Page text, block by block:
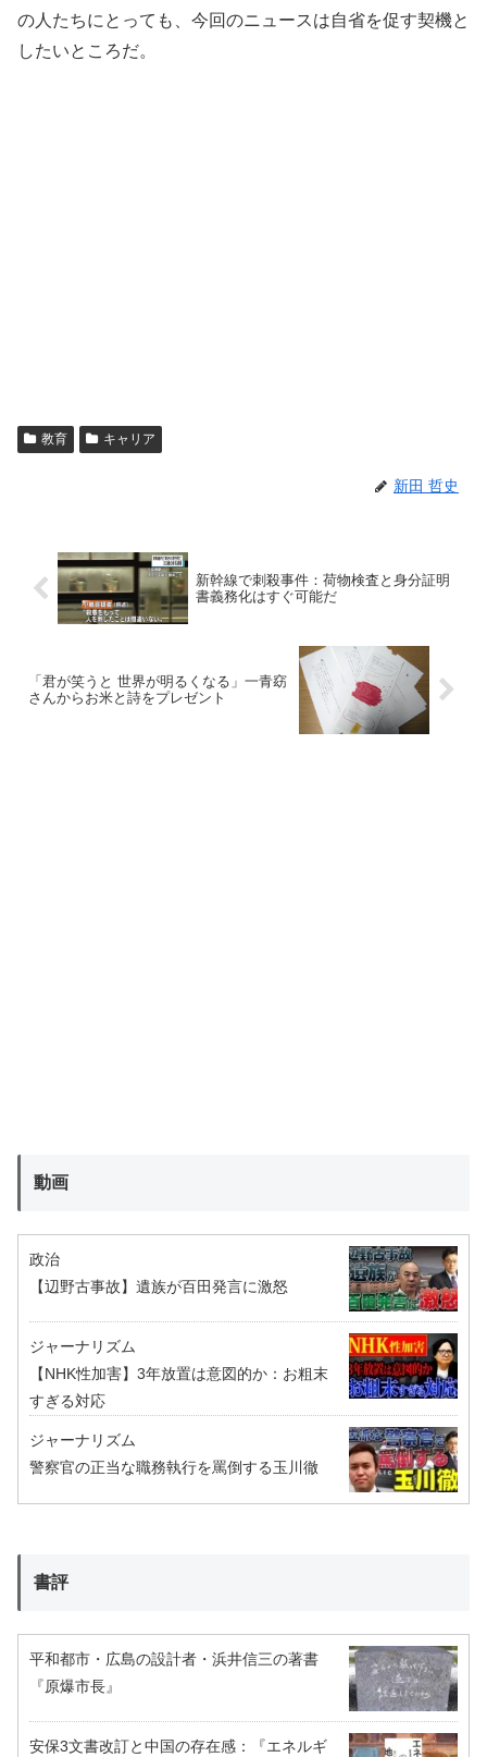
の人たちにとっても、今回のニュースは自省を促す契機と
したいところだ。
教育 キャリア
新田 哲史
新幹線で刺殺事件：荷物検査と身分証明
書義務化はすぐ可能だ
「君が笑うと 世界が明るくなる」一青窈
さんからお米と詩をプレゼント
動画
政治
【辺野古事故】遺族が百田発言に激怒
ジャーナリズム
【NHK性加害】3年放置は意図的か：お粗末
すぎる対応
ジャーナリズム
警察官の正当な職務執行を罵倒する玉川徹
書評
平和都市・広島の設計者・浜井信三の著書
『原爆市長』
安保3文書改訂と中国の存在感：『エネルギ